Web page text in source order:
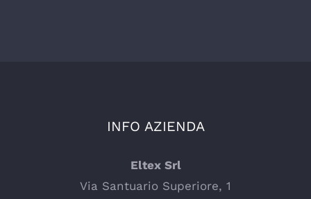
INFO AZIENDA
Eltex Srl
Via Santuario Superiore, 1